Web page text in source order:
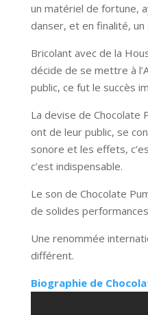
un matériel de fortune,
danser, et en finalité, un
Bricolant avec de la
décide de se mettre à
public, ce fut le succès
La devise de Chocolate
ont de leur public, se
sonore et les effets,
c’est indispensable.
Le son de Chocolate
de solides
Une renommée
différent.
Biographie de